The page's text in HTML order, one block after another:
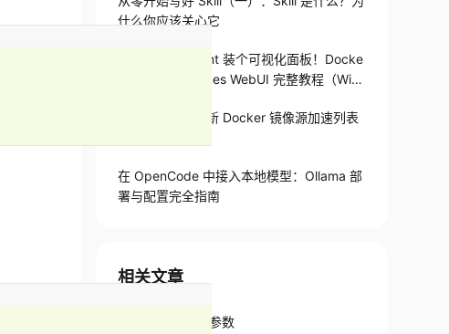
什么你应该关心它
给 Hermes Agent 装个可视化面板！Docke
r 一键部署 Hermes WebUI 完整教程（Win
2026 年 5 月最新 Docker 镜像源加速列表
在 OpenCode 中接入本地模型：Ollama 部
署与配置完全指南
相关文章
c++ 指针的指针参数